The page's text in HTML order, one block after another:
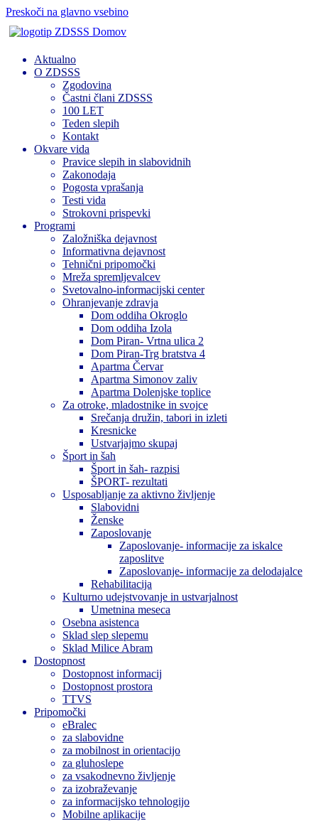
Preskoči na glavno vsebino
Domov
Aktualno
O ZDSSS
Zgodovina
Častni člani ZDSSS
100 LET
Teden slepih
Kontakt
Okvare vida
Pravice slepih in slabovidnih
Zakonodaja
Pogosta vprašanja
Testi vida
Strokovni prispevki
Programi
Založniška dejavnost
Informativna dejavnost
Tehnični pripomočki
Mreža spremljevalcev
Svetovalno-informacijski center
Ohranjevanje zdravja
Dom oddiha Okroglo
Dom oddiha Izola
Dom Piran- Vrtna ulica 2
Dom Piran-Trg bratstva 4
Apartma Červar
Apartma Simonov zaliv
Apartma Dolenjske toplice
Za otroke, mladostnike in svojce
Srečanja družin, tabori in izleti
Kresnicke
Ustvarjajmo skupaj
Šport in šah
Šport in šah- razpisi
ŠPORT- rezultati
Usposabljanje za aktivno življenje
Slabovidni
Ženske
Zaposlovanje
Zaposlovanje- informacije za iskalce
zaposlitve
Zaposlovanje- informacije za delodajalce
Rehabilitacija
Kulturno udejstvovanje in ustvarjalnost
Umetnina meseca
Osebna asistenca
Sklad slep slepemu
Sklad Milice Abram
Dostopnost
Dostopnost informacij
Dostopnost prostora
TTVS
Pripomočki
eBralec
za slabovidne
za mobilnost in orientacijo
za gluhoslepe
za vsakodnevno življenje
za izobraževanje
za informacijsko tehnologijo
Mobilne aplikacije